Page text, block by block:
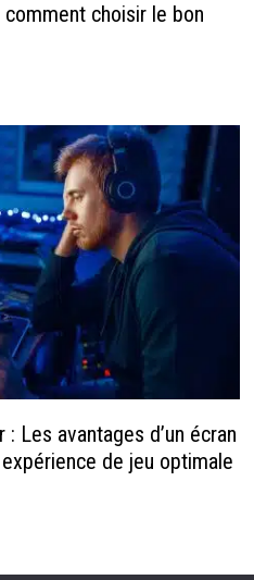
choisir le bon
Les avantages d’un écran
de jeu optimale